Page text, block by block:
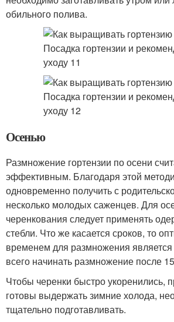
обильного полива.
Осенью
Размножение гортензии по осени
эффективным. Благодаря этой
одновременно получить с
несколько молодых саженцев. Для
черенкования следует применять
стебли. Что же касается сроков, то
временем для размножения
всего начинать размножение после
Чтобы черенки быстро укоренились,
готовы выдержать зимние холода,
тщательно подготавливать.